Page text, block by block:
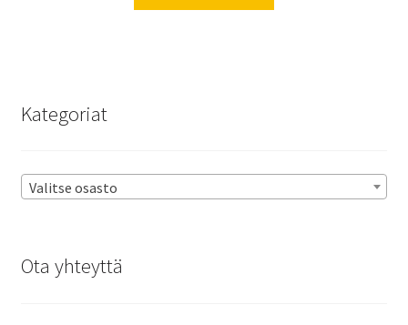
Kategoriat
Valitse osasto
Ota yhteyttä